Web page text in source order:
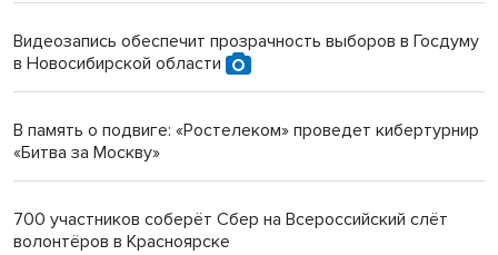
Новосибирский преподаватель с женой вошли в топ-16
Видеозапись обеспечит прозрачность выборов в Госдуму
в Новосибирской области
В память о подвиге: «Ростелеком» проведет кибертурнир
«Битва за Москву»
700 участников соберёт Сбер на Всероссийский слёт
волонтёров в Красноярске